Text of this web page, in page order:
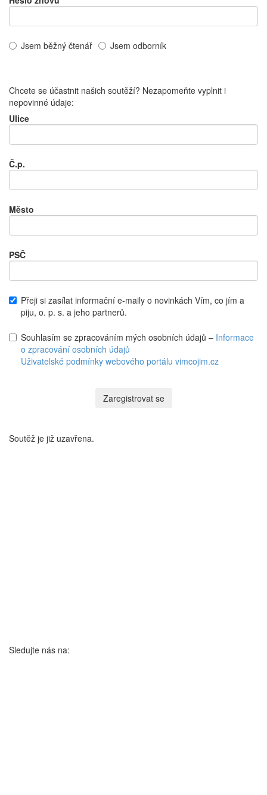
Jsem běžný čtenář Jsem odborník
Chcete se účastnit našich soutěží? Nezapomeňte vyplnit i
nepovinné údaje:
Ulice
Č.p.
Město
PSČ
Přeji si zasílat informační e-maily o novinkách Vím, co jím a
piju, o. p. s. a jeho partnerů.
Souhlasím se zpracováním mých osobních údajů – Informace
o zpracování osobních údajů
Uživatelské podmínky webového portálu vimcojim.cz
Soutěž je již uzavřena.
Sledujte nás na: